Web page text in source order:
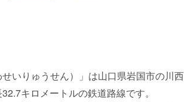
いりゅうせん）」は山口県岩国市の川西
キロメートルの鉄道路線です。